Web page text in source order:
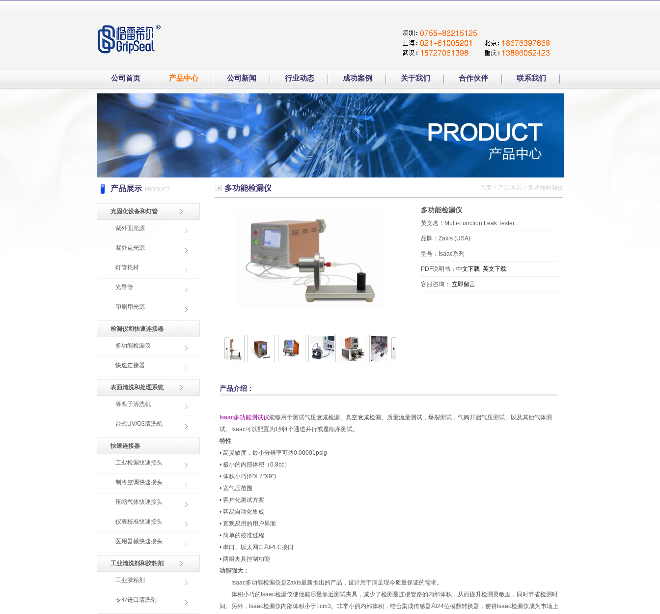
公司首页 产品中心 公司新闻 行业动态 成功案例 关于我们 合作伙伴 联系我们
产品展示 PRODUCT
光固化设备和灯管
紫外面光源
紫外点光源
灯管耗材
光导管
印刷用光源
检漏仪和快速连接器
多功能检漏仪
快速连接器
表面清洗和处理系统
等离子清洗机
台式UV/O3清洗机
快速连接器
工业检漏快速接头
制冷空调快速接头
压缩气体快速接头
仪表校准快速接头
医用器械快速接头
工业清洗剂和胶粘剂
工业胶粘剂
专业进口清洗剂
首页 > 产品展示 > 多功能检漏仪
多功能检漏仪
多功能检漏仪
英文名：Multi-Function Leak Tester
品牌：Zaxis (USA)
型号：Isaac系列
PDF说明书： 中文下载 英文下载
客服咨询： 立即留言
产品介绍：
Isaac多功能测试仪能够用于测试气压衰减检漏、真空衰减检漏、质量流量测试，爆裂测试，气阀开启气压测试，以及其他气体测
试。Isaac可以配置为1到4个通道并行或是顺序测试。
特性
• 高灵敏度，最小分辨率可达0.00001psig
• 极小的内部体积（0.8cc）
• 体积小巧(6"X 7"X9")
• 宽气压范围
• 客户化测试方案
• 容易自动化集成
• 直观易用的用户界面
• 简单的校准过程
• 串口、以太网口和PLC接口
• 两组夹具控制功能
功能强大：
Isaac多功能检漏仪是Zaxis最新推出的产品，设计用于满足现今质量保证的需求。
体积小巧的Isaac检漏仪使他能尽量靠近测试夹具，减少了检测是连接管路的内部体积，从而提升检测灵敏度，同时节省检测时
间。另外，Isaac检漏仪内部体积小于1cm3。非常小的内部体积，结合集成传感器和24位模数转换器，使得Isaac检漏仪成为市场上